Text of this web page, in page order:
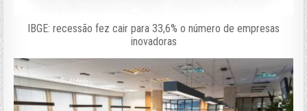
IBGE: recessão fez cair para 33,6% o número de empresas
inovadoras